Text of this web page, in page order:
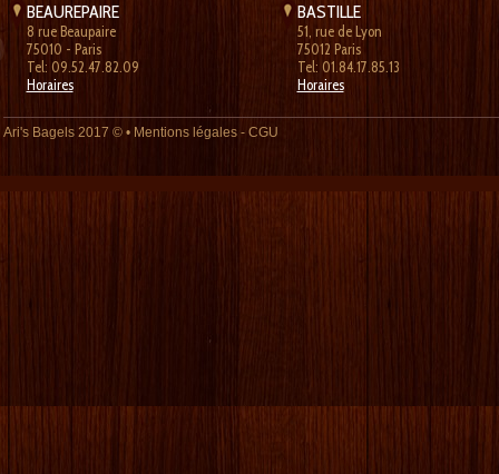
BEAUREPAIRE
8 rue Beaupaire
75010 - Paris
Tel: 09.52.47.82.09
Horaires
BASTILLE
51, rue de Lyon
75012 Paris
Tel: 01.84.17.85.13
Horaires
Ari's Bagels2017 © • Mentions légales- CGU